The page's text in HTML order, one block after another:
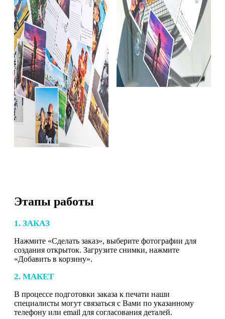
Этапы работы
1. ЗАКАЗ
Нажмите «Сделать заказ», выберите фотографии для
создания открыток. Загрузите снимки, нажмите
«Добавить в корзину».
2. МАКЕТ
В процессе подготовки заказа к печати наши
специалисты могут связаться с Вами по указанному
телефону или email для согласования деталей.